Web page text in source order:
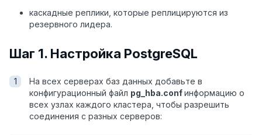
каскадные реплики, которые реплицируются из
резервного лидера.
Шаг 1. Настройка PostgreSQL
На всех серверах баз данных добавьте в
конфигурационный файл pg_hba.confинформацию о
всех узлах каждого кластера, чтобы разрешить
соединения с разных серверов: